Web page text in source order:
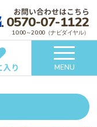
お問い合わせはこちら
0570-07-1122
10:00～20:00（ナビダイヤル）
入り MENU